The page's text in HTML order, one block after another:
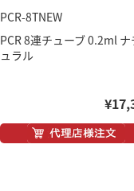
PCR-8TNEW
PCR 8連チューブ 0.2ml ナ
ュラル